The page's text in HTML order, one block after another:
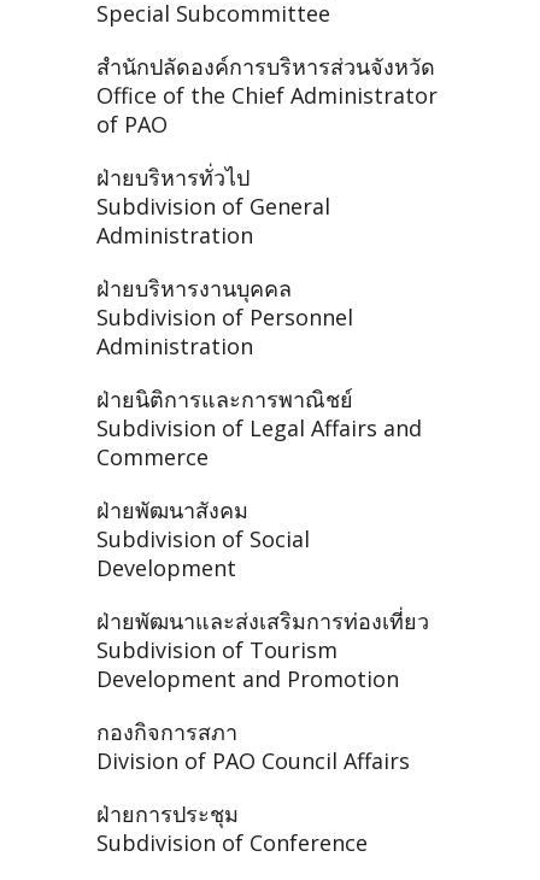
Special Subcommittee
สำนักปลัดองค์การบริหารส่วนจังหวัด
Office of the Chief Administrator
of PAO
ฝ่ายบริหารทั่วไป
Subdivision of General
Administration
ฝ่ายบริหารงานบุคคล
Subdivision of Personnel
Administration
ฝ่ายนิติการและการพาณิชย์
Subdivision of Legal Affairs and
Commerce
ฝ่ายพัฒนาสังคม
Subdivision of Social
Development
ฝ่ายพัฒนาและส่งเสริมการท่องเที่ยว
Subdivision of Tourism
Development and Promotion
กองกิจการสภา
Division of PAO Council Affairs
ฝ่ายการประชุม
Subdivision of Conference